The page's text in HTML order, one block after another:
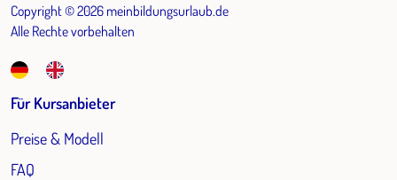
Copyright © 2026 meinbildungsurlaub.de
Alle Rechte vorbehalten
Für Kursanbieter
Preise & Modell
FAQ